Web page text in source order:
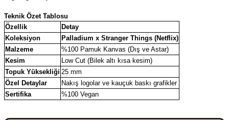
Teknik Özet Tablosu
Özellik
Detay
Koleksiyon
Palladium x Stranger Things (Netflix)
Malzeme
%100 Pamuk Kanvas (Dış ve Astar)
Kesim
Low Cut (Bilek altı kısa kesim)
Topuk Yüksekliği 25 mm
Özel Detaylar
Nakış logolar ve kauçuk baskı grafikler
Sertifika
%100 Vegan